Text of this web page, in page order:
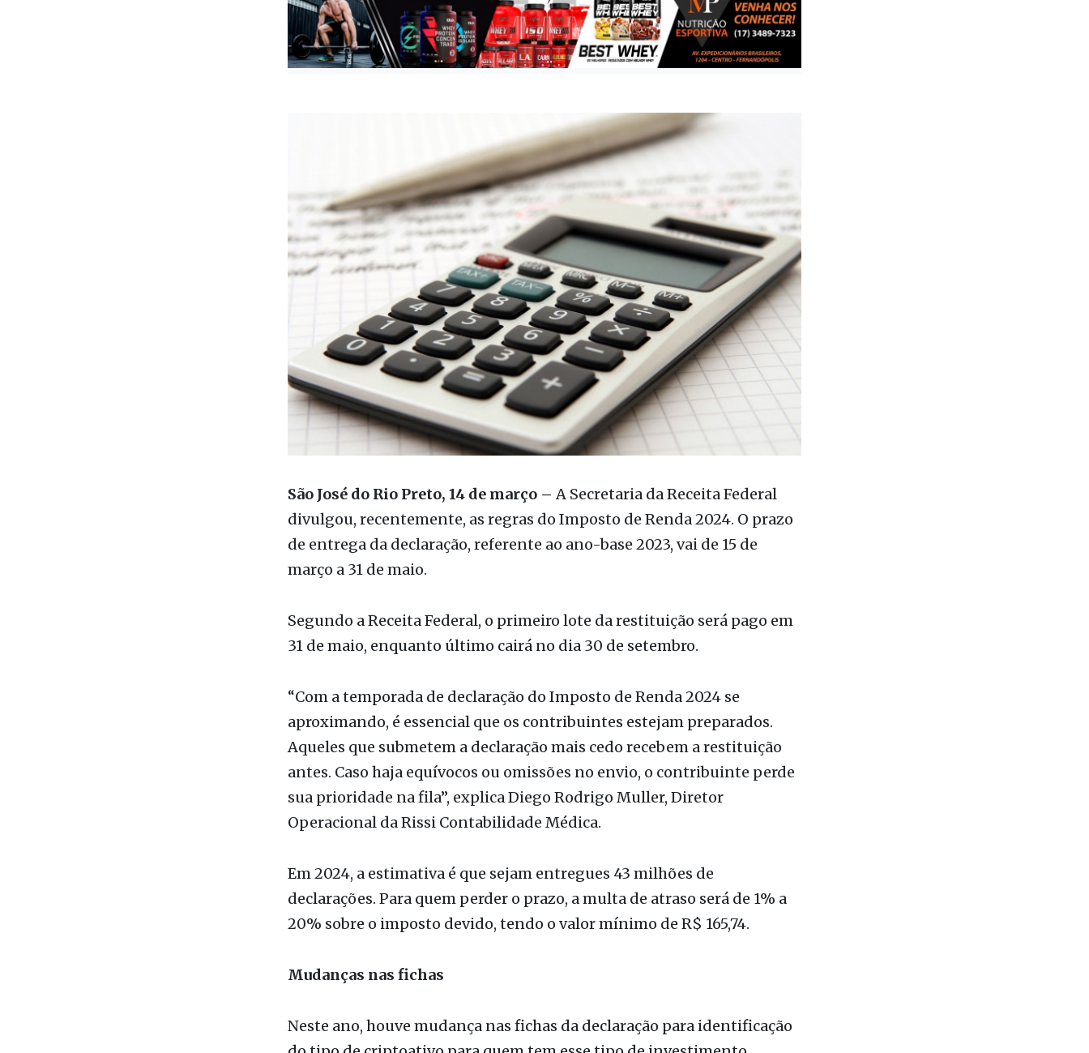
São José do Rio Preto, 14 de março –A Secretaria da Receita Federal
divulgou, recentemente, as regras do Imposto de Renda 2024. O prazo
março a 31 de maio.
31 de maio, enquanto último cairá no dia 30 de setembro.
“Com a temporada de declaração do Imposto de Renda 2024 se
aproximando, é essencial que os contribuintes estejam preparados.
Aqueles que submetem a declaração mais cedo recebem a restituição
antes. Caso haja equívocos ou omissões no envio, o contribuinte perde
Operacional da Rissi Contabilidade Médica.
Em 2024, a estimativa é que sejam entregues 43 milhões de
20% sobre o imposto devido, tendo o valor mínimo de R$ 165,74.
Mudanças nas fichas